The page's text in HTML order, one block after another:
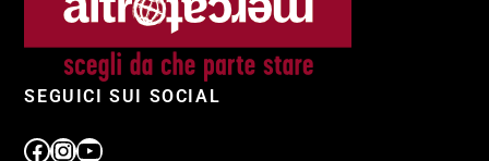
SEGUICI SUI SOCIAL